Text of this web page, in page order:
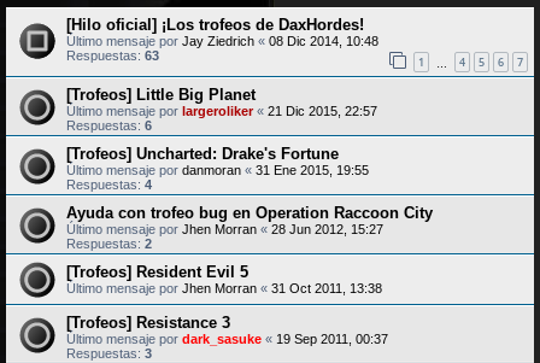
[Hilo oficial] ¡Los trofeos de DaxHordes!
Último mensaje por Jay Ziedrich « 08 Dic 2014, 10:48
Respuestas: 63 1 4 5 6 7
[Trofeos] Little Big Planet
Último mensaje por largeroliker« 21 Dic 2015, 22:57
Respuestas: 6
[Trofeos] Uncharted: Drake's Fortune
Último mensaje por danmoran « 31 Ene 2015, 19:55
Respuestas: 4
Ayuda con trofeo bug en Operation Raccoon City
Último mensaje por Jhen Morran « 28 Jun 2012, 15:27
Respuestas: 2
[Trofeos] Resident Evil 5
Último mensaje por Jhen Morran « 31 Oct 2011, 13:38
[Trofeos] Resistance 3
Último mensaje por dark_sasuke « 19 Sep 2011, 00:37
Respuestas: 3